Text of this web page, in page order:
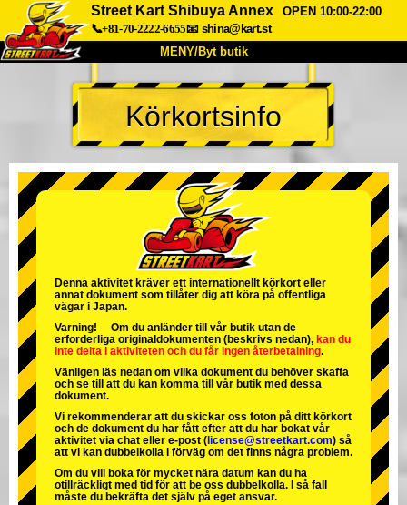
Street Kart Shibuya Annex
OPEN 10:00-22:00
📞+81-70-2222-6655📧 shina@kart.st
MENY/Byt butik
HEM
Om oss Specifikationer Pris
Företag Boka
Byt butik
Tokyo Shinagawa
Tokyo Akihabara#2
Tokyo Shibuya Annex Tokyo Bay
Tokyo Asakusa Osaka
Okinawa
Körkortsinfo
Denna aktivitet kräver ett internationellt körkort eller
annat dokument som tillåter dig att köra på offentliga
vägar i Japan.
Varning! Om du anländer till vår butik utan de
erforderliga originaldokumenten (beskrivs nedan), kan du
inte delta i aktiviteten och du får ingen återbetalning.
Vänligen läs nedan om vilka dokument du behöver skaffa
och se till att du kan komma till vår butik med dessa
dokument.
Vi rekommenderar att du skickar oss foton på ditt körkort
och de dokument du har fått efter att du har bokat vår
aktivitet via chat eller e-post ( license@streetkart.com) så
att vi kan dubbelkolla i förväg om det finns några problem.
Om du vill boka för mycket nära datum kan du ha
otillräckligt med tid för att be oss dubbelkolla. I så fall
måste du bekräfta det själv på eget ansvar.